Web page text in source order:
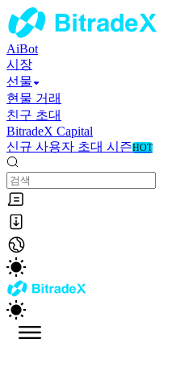
AiBot
시장
선물
현물 거래
친구 초대
BitradeX Capital
신규 사용자 초대 시즌HOT